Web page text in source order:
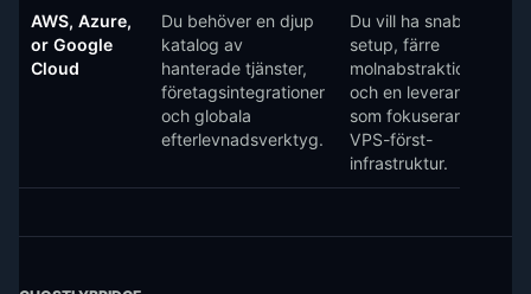
AWS, Azure,
or Google
Cloud
Du behöver en djup
katalog av
hanterade tjänster,
företagsintegrationer
och globala
efterlevnadsverktyg.
Du vill ha snabbare
setup, färre
molnabstraktioner
och en leverantör
som fokuserar på
VPS-först-
infrastruktur.